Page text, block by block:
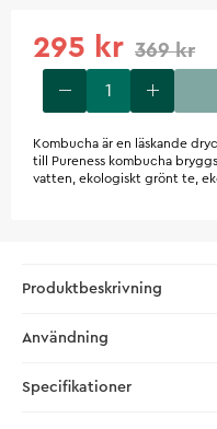
295 kr 369 kr
Kombucha är en läskande
till Pureness kombucha
vatten, ekologiskt grönt te,
Produktbeskrivning
Användning
Specifikationer